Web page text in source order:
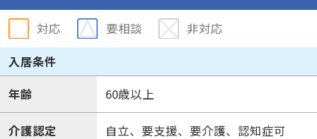
対応 要相談
非対応
入居条件
年齢
60歳以上
介護認定 自立、要支援、要介護、認知症可